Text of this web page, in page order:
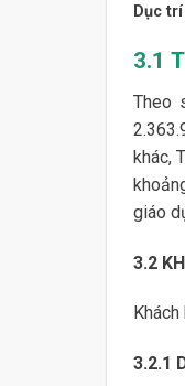
Dục
3.1
Theo
khác,
giáo
3.2
3.2.1